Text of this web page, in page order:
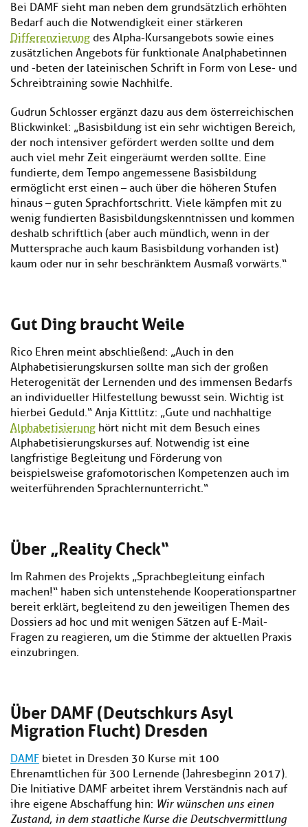
Bei DAMF sieht man neben dem grundsätzlich erhöhten
Bedarf auch die Notwendigkeit einer stärkeren
Differenzierung des Alpha-Kursangebots sowie eines
zusätzlichen Angebots für funktionale Analphabetinnen
und -beten der lateinischen Schrift in Form von Lese- und
Schreibtraining sowie Nachhilfe.
Gudrun Schlosser ergänzt dazu aus dem österreichischen
Blickwinkel: „Basisbildung ist ein sehr wichtigen Bereich,
der noch intensiver gefördert werden sollte und dem
auch viel mehr Zeit eingeräumt werden sollte. Eine
fundierte, dem Tempo angemessene Basisbildung
ermöglicht erst einen – auch über die höheren Stufen
hinaus – guten Sprachfortschritt. Viele kämpfen mit zu
wenig fundierten Basisbildungskenntnissen und kommen
deshalb schriftlich (aber auch mündlich, wenn in der
Muttersprache auch kaum Basisbildung vorhanden ist)
kaum oder nur in sehr beschränktem Ausmaß vorwärts.“
Gut Ding braucht Weile
Rico Ehren meint abschließend: „Auch in den
Alphabetisierungskursen sollte man sich der großen
Heterogenität der Lernenden und des immensen Bedarfs
an individueller Hilfestellung bewusst sein. Wichtig ist
hierbei Geduld.“ Anja Kittlitz: „Gute und nachhaltige
Alphabetisierung hört nicht mit dem Besuch eines
Alphabetisierungskurses auf. Notwendig ist eine
langfristige Begleitung und Förderung von
beispielsweise grafomotorischen Kompetenzen auch im
weiterführenden Sprachlernunterricht.“
Über „Reality Check“
Im Rahmen des Projekts „Sprachbegleitung einfach
machen!“ haben sich untenstehende Kooperationspartner
bereit erklärt, begleitend zu den jeweiligen Themen des
Dossiers ad hoc und mit wenigen Sätzen auf E-Mail-
Fragen zu reagieren, um die Stimme der aktuellen Praxis
einzubringen.
Über DAMF (Deutschkurs Asyl
Migration Flucht) Dresden
DAMF bietet in Dresden 30 Kurse mit 100
Ehrenamtlichen für 300 Lernende (Jahresbeginn 2017).
Die Initiative DAMF arbeitet ihrem Verständnis nach auf
ihre eigene Abschaffung hin: Wir wünschen uns einen
Zustand, in dem staatliche Kurse die Deutschvermittlung